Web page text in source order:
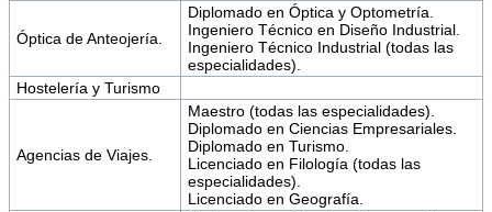
Óptica de Anteojería.
Diplomado en Óptica y Optometría.
Ingeniero Técnico en Diseño Industrial.
Ingeniero Técnico Industrial (todas las
especialidades).
Hostelería y Turismo
Agencias de Viajes.
Maestro (todas las especialidades).
Diplomado en Ciencias Empresariales.
Diplomado en Turismo.
Licenciado en Filología (todas las
especialidades).
Licenciado en Geografía.